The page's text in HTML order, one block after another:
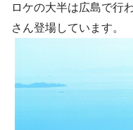
ロケの大半は広島で行
さん登場しています。